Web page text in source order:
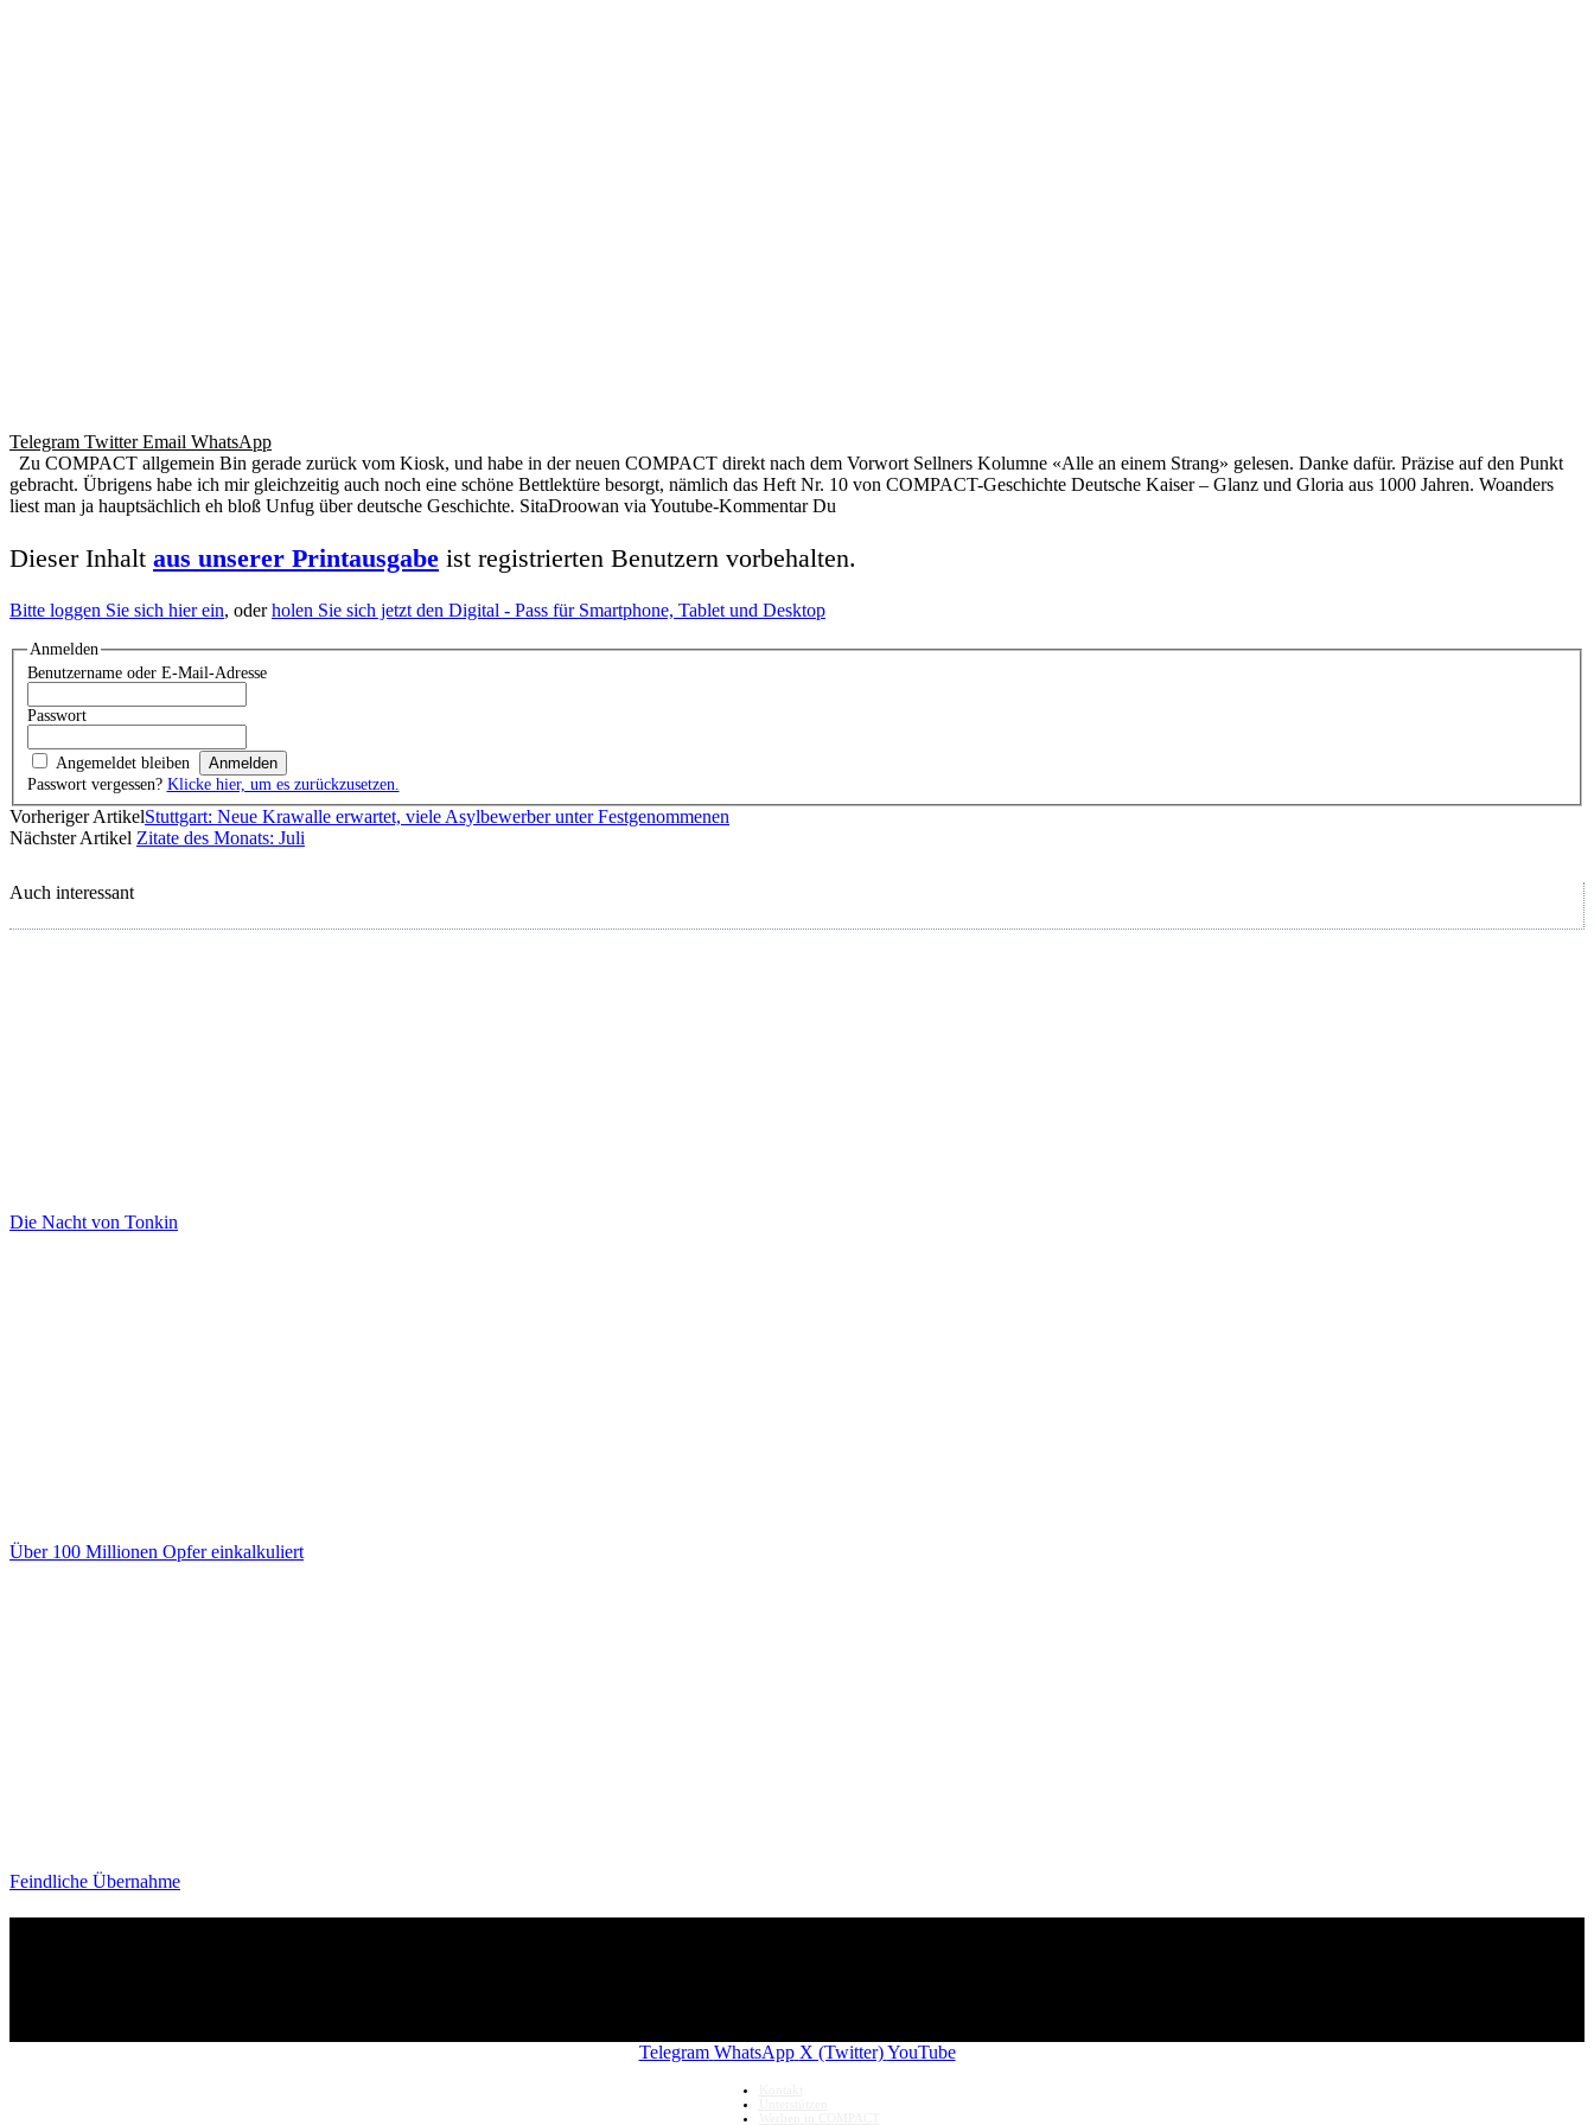
Telegram Twitter Email WhatsApp
Zu COMPACT allgemein Bin gerade zurück vom Kiosk, und habe in der neuen COMPACT direkt nach dem Vorwort Sellners Kolumne «Alle an einem Strang» gelesen. Danke dafür. Präzise auf den Punkt
gebracht. Übrigens habe ich mir gleichzeitig auch noch eine schöne Bettlektüre besorgt, nämlich das Heft Nr. 10 von COMPACT-Geschichte Deutsche Kaiser – Glanz und Gloria aus 1000 Jahren. Woanders
liest man ja hauptsächlich eh bloß Unfug über deutsche Geschichte. SitaDroowan via Youtube-Kommentar Du
Dieser Inhalt aus unserer Printausgabe ist registrierten Benutzern vorbehalten.
Bitte loggen Sie sich hier ein, oderholen Sie sich jetzt den Digital - Pass für Smartphone, Tablet und Desktop
Anmelden
Benutzername oder E-Mail-Adresse
Passwort
Angemeldet bleiben
Passwort vergessen? Klicke hier, um es zurückzusetzen.
Vorheriger ArtikelStuttgart: Neue Krawalle erwartet, viele Asylbewerber unter Festgenommenen
Nächster Artikel Zitate des Monats: Juli
Auch interessant
Die Nacht von Tonkin
Über 100 Millionen Opfer einkalkuliert
Feindliche Übernahme
Telegram WhatsApp X (Twitter) YouTube